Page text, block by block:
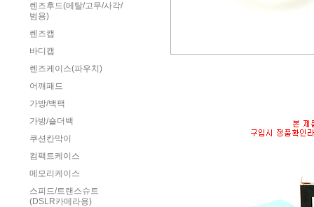
렌즈후드(메탈/고무/사각/
범용)
렌즈캡
바디캡
렌즈케이스(파우치)
어깨패드
가방/백팩
가방/숄더백
쿠션칸막이
컴팩트케이스
메모리케이스
스피드/트랜스슈트
(DSLR카메라용)